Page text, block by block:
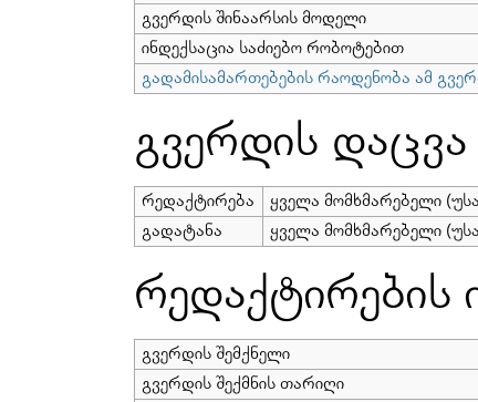
გვერდის შინაარსის მოდელი
ინდექსაცია საძიებო რობოტებით
გადამისამართებების რაოდენობა ამ
გვერდის დაცვა
რედაქტირება
ყველა მომხმარებელი
გადატანა
ყველა მომხმარებელი
რედაქტირების
გვერდის შემქნელი
გვერდის შექმნის თარიღი